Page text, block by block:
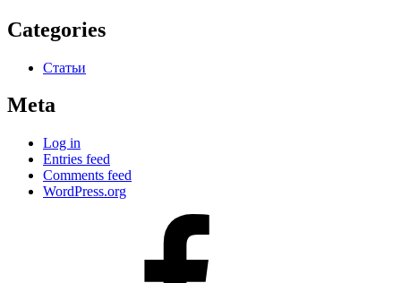
Categories
Статьи
Meta
Log in
Entries feed
Comments feed
WordPress.org